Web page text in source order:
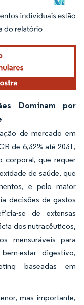
conforme CC BY 4.0.
Dominam por
de mercado em
de 6,32% até 2031,
corporal, que requer
de saúde, que
e pelo maior
decisões de gastos
se de extensas
dos nutracêuticos,
mensuráveis para
estar digestivo,
baseadas em
mas importante,